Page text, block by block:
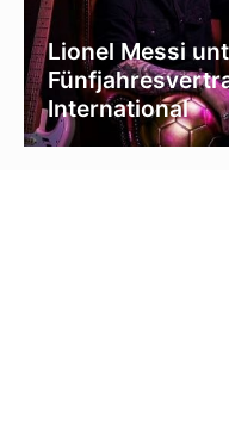
Lionel Messi
International